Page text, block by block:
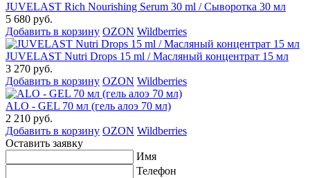
JUVELAST Rich Nourishing Serum 30 ml / Сыворотка 30 мл
5 680 руб.
Добавить в корзину OZON Wildberries
JUVELAST Nutri Drops 15 ml / Масляный концентрат 15 мл
3 270 руб.
Добавить в корзину OZON Wildberries
ALO - GEL 70 мл (гель алоэ 70 мл)
2 210 руб.
Добавить в корзину OZON Wildberries
Оставить заявку
Имя
Телефон